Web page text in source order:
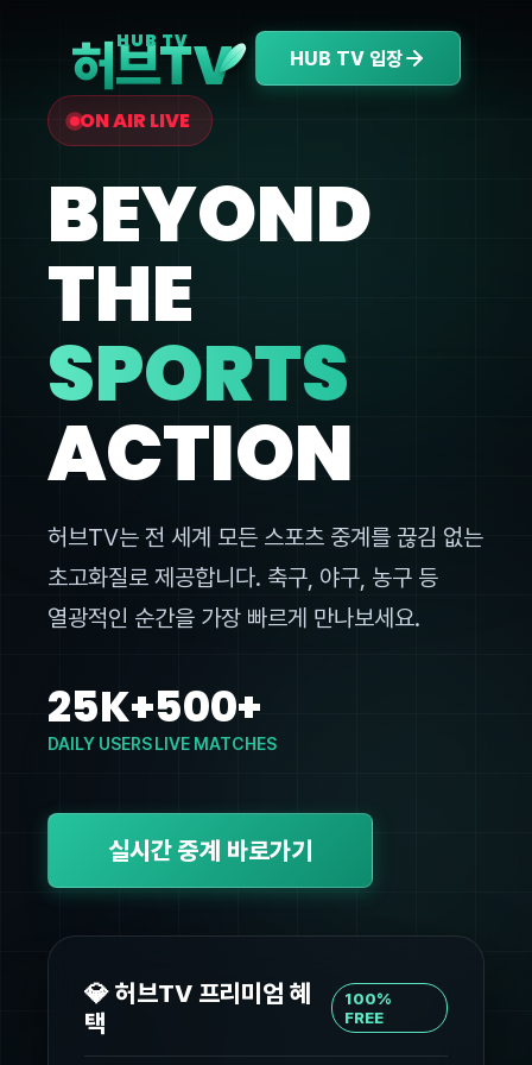
HUB TV
허브TV HUB TV 입장
ON AIR LIVE
BEYOND
THE
SPORTS
ACTION
허브TV는 전 세계 모든 스포츠 중계를 끊김 없는
초고화질로 제공합니다. 축구, 야구, 농구 등
열광적인 순간을 가장 빠르게 만나보세요.
25K+
DAILY USERS
500+
LIVE MATCHES
실시간 중계 바로가기
💎 허브TV 프리미엄 혜
택
100%
FREE